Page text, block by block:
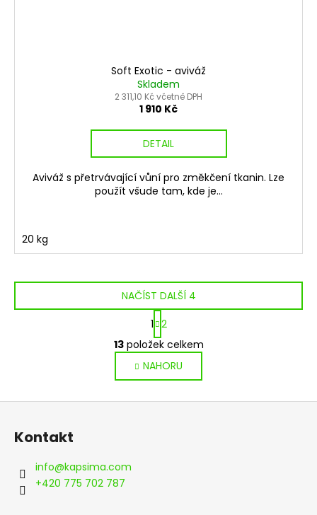
Soft Exotic - aviváž
Skladem
2 311,10 Kč včetně DPH
1 910 Kč
DETAIL
Aviváž s přetrvávající vůní pro změkčení tkanin. Lze
použít všude tam, kde je...
20 kg
O
v
l
á
d
NAČÍST DALŠÍ 4
S
t
r
á
n
k
1 2
13položek celkem
NAHORU
Z
Kontakt
info@kapsima.com
+420 775 702 787